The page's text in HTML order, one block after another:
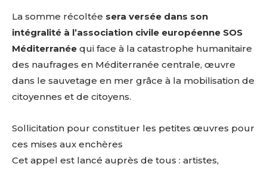
La somme récoltée sera versée dans son
intégralité à l’association civile européenne SOS
Méditerranée qui face à la catastrophe humanitaire
des naufrages en Méditerranée centrale, œuvre
dans le sauvetage en mer grâce à la mobilisation de
citoyennes et de citoyens.
Sollicitation pour constituer les petites œuvres pour
ces mises aux enchères
Cet appel est lancé auprès de tous : artistes,